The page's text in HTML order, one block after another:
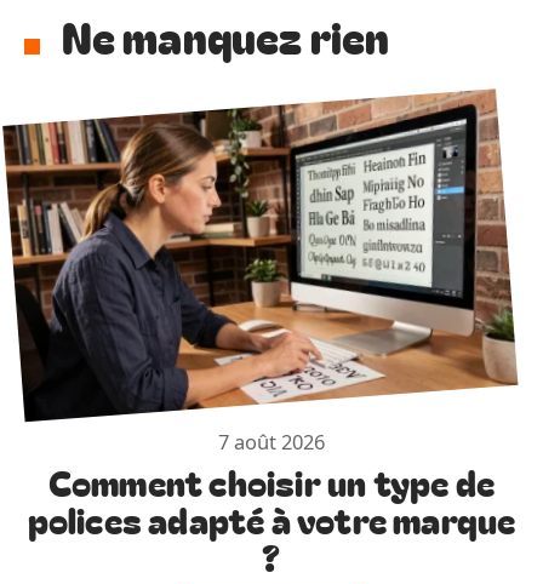
Ne manquez rien
7 août 2026
Comment choisir un type de
polices adapté à votre marque
?